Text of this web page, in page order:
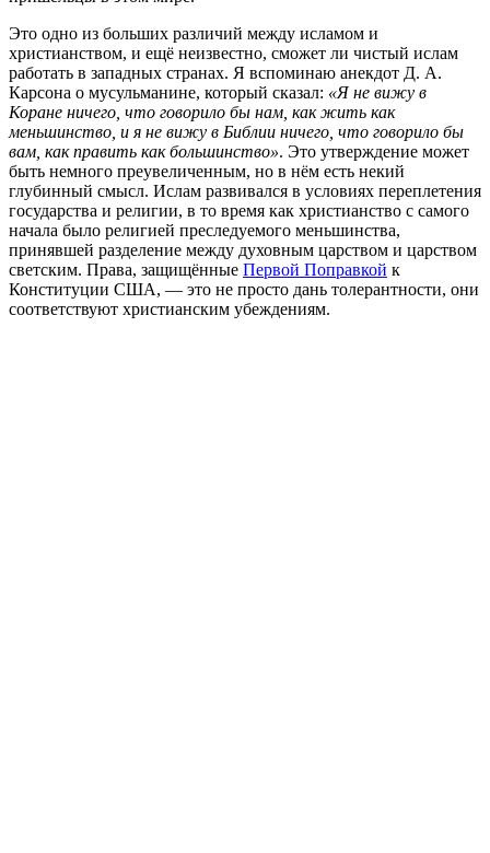
Это одно из больших различий между исламом и
христианством, и ещё неизвестно, сможет ли чистый ислам
работать в западных странах. Я вспоминаю анекдот Д. А.
Карсона о мусульманине, который сказал: «Я не вижу в
Коране ничего, что говорило бы нам, как жить как
меньшинство, и я не вижу в Библии ничего, что говорило бы
вам, как править как большинство». Это утверждение может
быть немного преувеличенным, но в нём есть некий
глубинный смысл. Ислам развивался в условиях переплетения
государства и религии, в то время как христианство с самого
начала было религией преследуемого меньшинства,
принявшей разделение между духовным царством и царством
светским. Права, защищённые Первой Поправкой к
Конституции США, — это не просто дань толерантности, они
соответствуют христианским убеждениям.